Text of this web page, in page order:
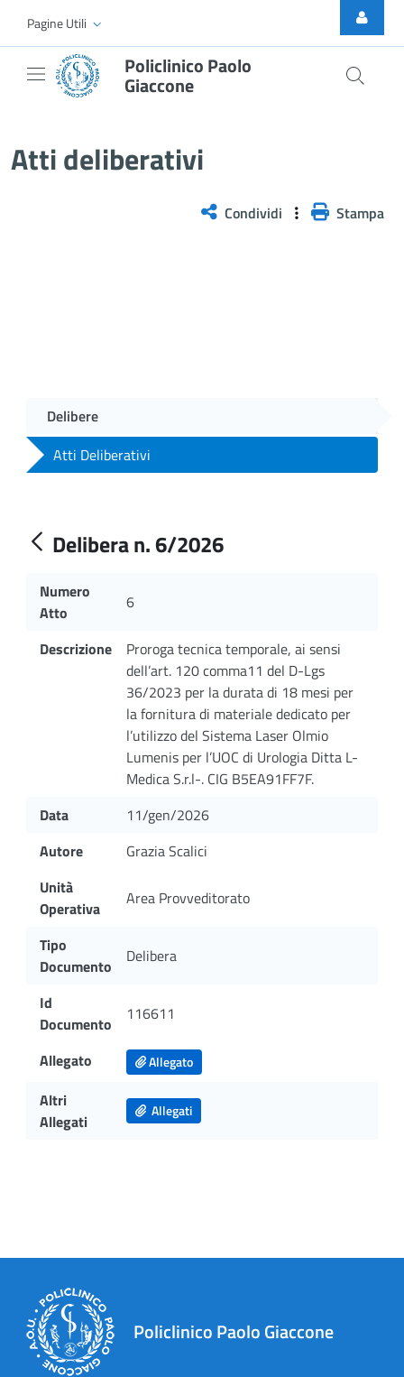
Skip to Main Content
Pagine Utili
Policlinico Paolo
Giaccone
Atti deliberativi
Condividi Stampa
Delibere
Atti Deliberativi
Delibera n. 6/2026
Numero
Atto
6
Descrizione
Proroga tecnica temporale, ai sensi
dell’art. 120 comma11 del D-Lgs
36/2023 per la durata di 18 mesi per
la fornitura di materiale dedicato per
l’utilizzo del Sistema Laser Olmio
Lumenis per l’UOC di Urologia Ditta L-
Medica S.r.l-. CIG B5EA91FF7F.
Data
11/gen/2026
Autore
Grazia Scalici
Unità
Operativa
Area Provveditorato
Tipo
Documento
Delibera
Id
Documento
116611
Allegato Allegato
Altri
Allegati
Allegati
Policlinico Paolo Giaccone